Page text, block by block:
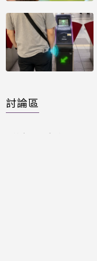
討論區
共有 則留言